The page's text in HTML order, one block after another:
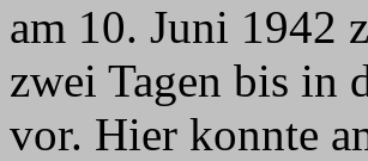
am 10. Juni 1942
zwei Tagen bis in
vor. Hier konnte